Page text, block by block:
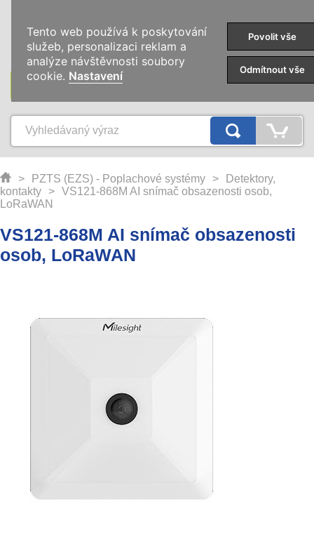
KATEGORIE
> PZTS (EZS) - Poplachové systémy >
Detektory,
kontakty
> VS121-868M AI snímač obsazenosti osob,
LoRaWAN
VS121-868M AI snímač obsazenosti
osob, LoRaWAN
Tento web používá k poskytování
služeb, personalizaci reklam a
analýze návštěvnosti soubory
cookie. Nastavení
Povolit vše
Odmítnout vše